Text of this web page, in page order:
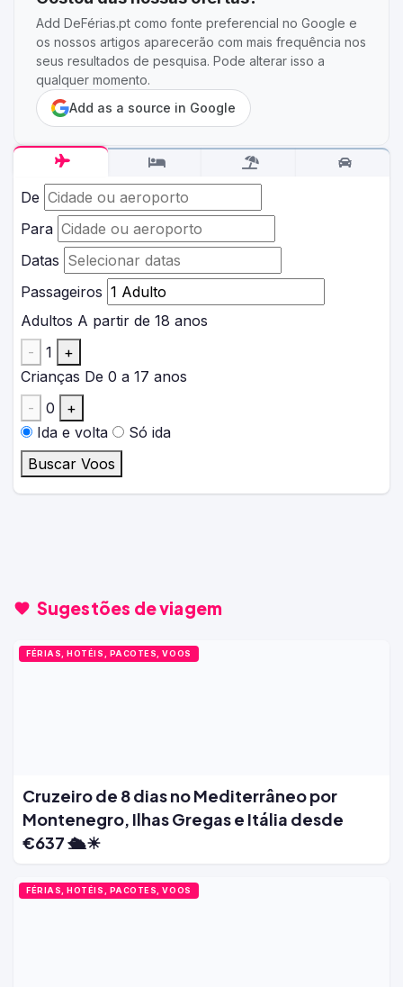
De
Para
Datas
Passageiros
Adultos A partir de 18 anos
-
1
+
Crianças De 0 a 17 anos
-
0
+
Ida e volta
Só ida
Buscar Voos
Add DeFérias.pt como fonte preferencial no Google e
os nossos artigos aparecerão com mais frequência nos
seus resultados de pesquisa. Pode alterar isso a
qualquer momento.
Add as a source in Google
Sugestões de viagem
FÉRIAS, HOTÉIS, PACOTES, VOOS
Cruzeiro de 8 dias no Mediterrâneo por
Montenegro, Ilhas Gregas e Itália desde
€637 🛳️☀
FÉRIAS, HOTÉIS, PACOTES, VOOS